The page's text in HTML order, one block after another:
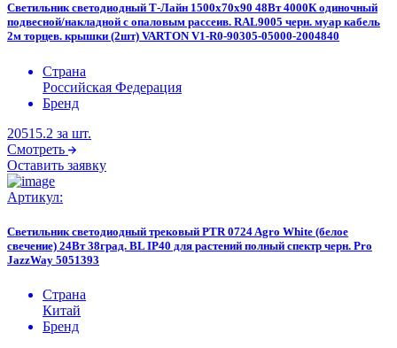
Светильник светодиодный Т-Лайн 1500х70х90 48Вт 4000К одиночный
подвесной/накладной с опаловым рассеив. RAL9005 черн. муар кабель
2м торцев. крышки (2шт) VARTON V1-R0-90305-05000-2004840
Страна
Российская Федерация
Бренд
20515.2 за шт.
Смотреть
Оставить заявку
Артикул:
Светильник светодиодный трековый PTR 0724 Agro White (белое
свечение) 24Вт 38град. BL IP40 для растений полный спектр черн. Pro
JazzWay 5051393
Страна
Китай
Бренд